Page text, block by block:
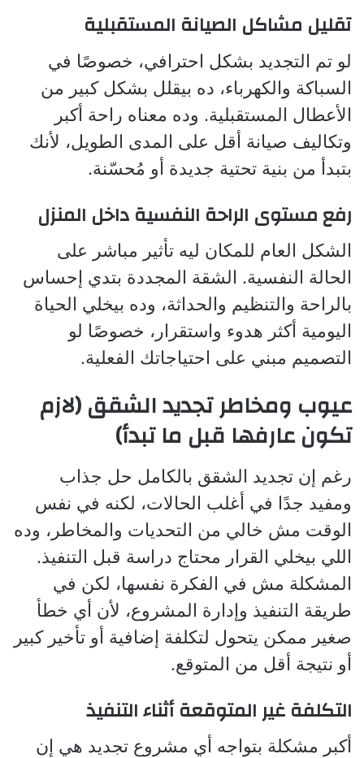
تقليل مشاكل الصيانة المستقبلية
لو تم التجديد بشكل احترافي، خصوصًا في
السباكة والكهرباء، ده بيقلل بشكل كبير من
الأعطال المستقبلية. وده معناه راحة أكبر
وتكاليف صيانة أقل على المدى الطويل، لأنك
بتبدأ من بنية تحتية جديدة أو مُحسّنة.
رفع مستوى الراحة النفسية داخل المنزل
الشكل العام للمكان ليه تأثير مباشر على
الحالة النفسية. الشقة المجددة بتدي إحساس
بالراحة والتنظيم والحداثة، وده بيخلي الحياة
اليومية أكثر هدوء واستقرار، خصوصًا لو
التصميم مبني على احتياجاتك الفعلية.
عيوب ومخاطر تجديد الشقق (لازم
تكون عارفها قبل ما تبدأ)
رغم إن تجديد الشقق بالكامل حل جذاب
ومفيد جدًا في أغلب الحالات، لكنه في نفس
الوقت مش خالي من التحديات والمخاطر، وده
اللي بيخلي القرار محتاج دراسة قبل التنفيذ.
المشكلة مش في الفكرة نفسها، لكن في
طريقة التنفيذ وإدارة المشروع، لأن أي خطأ
صغير ممكن يتحول لتكلفة إضافية أو تأخير كبير
أو نتيجة أقل من المتوقع.
التكلفة غير المتوقعة أثناء التنفيذ
أكبر مشكلة بتواجه أي مشروع تجديد هي إن